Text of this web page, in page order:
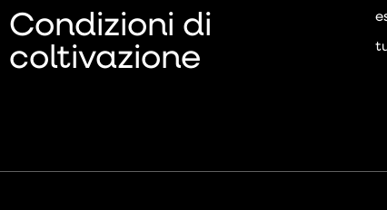
Condizioni di
coltivazione